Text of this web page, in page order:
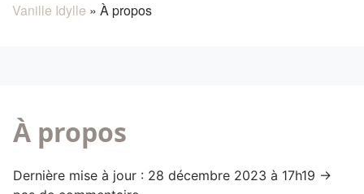
Vanille Idylle » À propos
À propos
Dernière mise à jour : 28 décembre 2023 à 17h19 →